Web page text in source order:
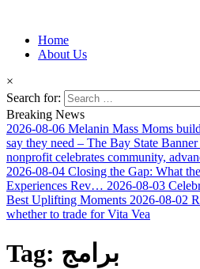
Afro-Conscious
Information for Afrakan People
Home
About Us
×
Search for:
Breaking News
2026-08-06 Melanin Mass Moms
say they need – The Bay State Banner
nonprofit celebrates community,
2026-08-04 Closing the Gap: What
Experiences Rev… 2026-08-03
Best Uplifting Moments 2026-08-02
whether to trade for Vita Vea
Tag: برامج